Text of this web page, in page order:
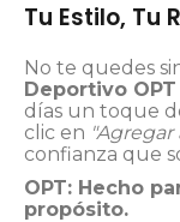
Tu Estilo, Tu
No te quedes
Deportivo
días un toque
clic en "Agregar
confianza que
OPT: Hecho
propósito.